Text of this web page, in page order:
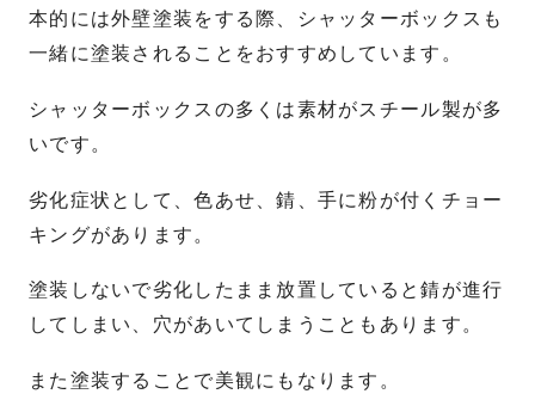
本的には外壁塗装をする際、シャッターボックスも
一緒に塗装されることをおすすめしています。
シャッターボックスの多くは素材がスチール製が多
いです。
劣化症状として、色あせ、錆、手に粉が付くチョー
キングがあります。
塗装しないで劣化したまま放置していると錆が進行
してしまい、穴があいてしまうこともあります。
また塗装することで美観にもなります。